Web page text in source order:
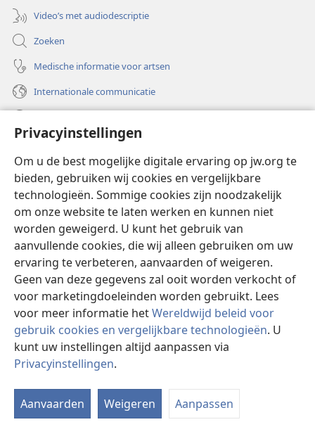
Privacyinstellingen
Om u de best mogelijke digitale ervaring op jw.org te
bieden, gebruiken wij cookies en vergelijkbare
technologieën. Sommige cookies zijn noodzakelijk
om onze website te laten werken en kunnen niet
worden geweigerd. U kunt het gebruik van
aanvullende cookies, die wij alleen gebruiken om uw
ervaring te verbeteren, aanvaarden of weigeren.
Geen van deze gegevens zal ooit worden verkocht of
voor marketingdoeleinden worden gebruikt. Lees
voor meer informatie hetWereldwijd beleid voor
gebruik cookies en vergelijkbare technologieën. U
kunt uw instellingen altijd aanpassen via
Privacyinstellingen.
Aanvaarden Weigeren Aanpassen
Video’s met audiodescriptie
Zoeken
Medische informatie voor artsen
Internationale communicatie
(opent
nieuw
venster)Watchtower ONLINE LIBRARY™
(opent
nieuw
venster)JW Hub ®
(opent
nieuw
venster)
®
Watchtower Library
Copyright © 2026 Watch Tower Bible and Tract Society of Pennsylvania.
GEBRUIKSVOORWAARDEN